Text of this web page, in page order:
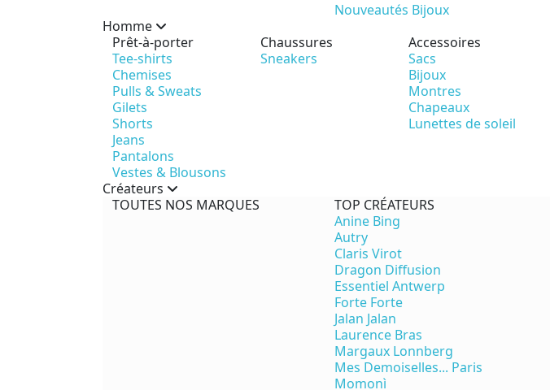
Nouveautés Bijoux
Homme
Prêt-à-porter
Tee-shirts
Chemises
Pulls & Sweats
Gilets
Shorts
Jeans
Pantalons
Vestes & Blousons
Chaussures
Sneakers
Accessoires
Sacs
Bijoux
Montres
Chapeaux
Lunettes de soleil
Créateurs
TOUTES NOS MARQUES
TOP CRÉATEURS
Anine Bing
Autry
Claris Virot
Dragon Diffusion
Essentiel Antwerp
Forte Forte
Jalan Jalan
Laurence Bras
Margaux Lonnberg
Mes Demoiselles... Paris
Momonì